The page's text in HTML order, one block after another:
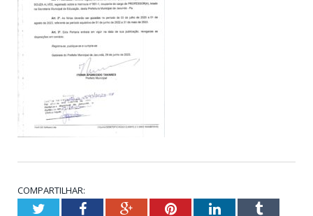
COMPARTILHAR:
TwitterFacebookGoogle+PinterestLinkedInTumblr